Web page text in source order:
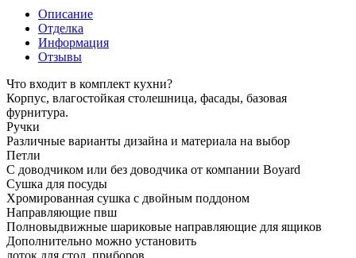
Описание
Отделка
Информация
Отзывы
Что входит в комплект кухни?
Корпус, влагостойкая столешница, фасады, базовая
фурнитура.
Ручки
Различные варианты дизайна и материала на выбор
Петли
С доводчиком или без доводчика от компании Boyard
Сушка для посуды
Хромированная сушка с двойным поддоном
Направляющие пвш
Полновыдвижные шариковые направляющие для ящиков
Дополнительно можно установить
лоток для стол. приборов